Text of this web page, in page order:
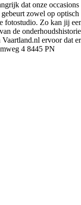
dat onze
zowel op
fotostudio. Zo kan jij
de
ervoor dat
4 8445 PN